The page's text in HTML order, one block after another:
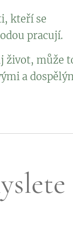
kteří se
pracují.
život, může
a